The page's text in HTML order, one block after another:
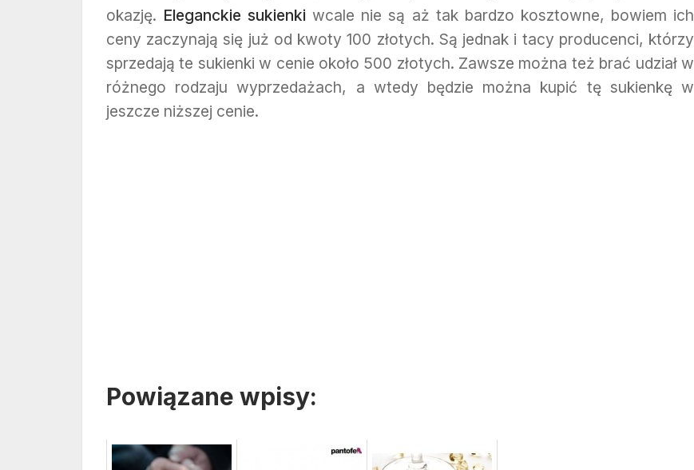
okazję. Eleganckie sukienki wcale nie są aż tak bardzo kosztowne, bowiem ich
ceny zaczynają się już od kwoty 100 złotych. Są jednak i tacy producenci, którzy
sprzedają te sukienki w cenie około 500 złotych. Zawsze można też brać udział w
różnego rodzaju wyprzedażach, a wtedy będzie można kupić tę sukienkę w
jeszcze niższej cenie.
Powiązane wpisy: